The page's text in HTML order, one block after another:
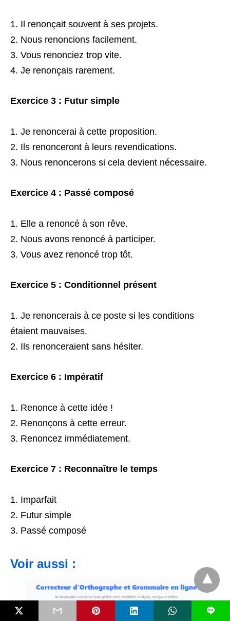
Il renonçait souvent à ses projets.
Nous renoncions facilement.
Vous renonciez trop vite.
Je renonçais rarement.
Exercice 3 : Futur simple
Je renoncerai à cette proposition.
Ils renonceront à leurs revendications.
Nous renoncerons si cela devient nécessaire.
Exercice 4 : Passé composé
Elle a renoncé à son rêve.
Nous avons renoncé à participer.
Vous avez renoncé trop tôt.
Exercice 5 : Conditionnel présent
Je renoncerais à ce poste si les conditions
étaient mauvaises.
Ils renonceraient sans hésiter.
Exercice 6 : Impératif
Renonce à cette idée !
Renonçons à cette erreur.
Renoncez immédiatement.
Exercice 7 : Reconnaître le temps
Imparfait
Futur simple
Passé composé
Voir aussi :
L